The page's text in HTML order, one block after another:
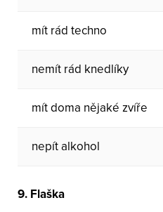
mít rád techno
nemít rád knedlíky
mít doma nějaké zvíře
nepít alkohol
9. Flaška